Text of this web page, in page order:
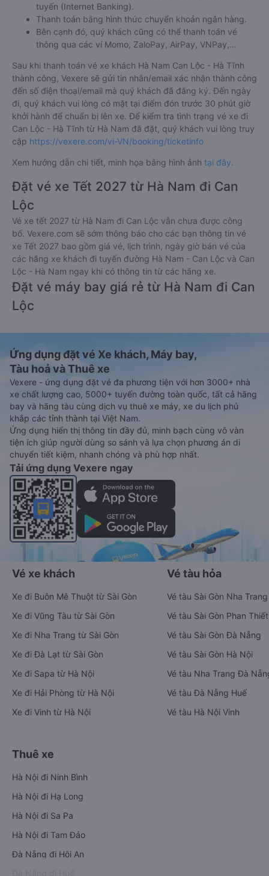
tuyến (Internet Banking).
Thanh toán bằng hình thức chuyển khoản ngân hàng.
Bên cạnh đó, quý khách cũng có thể thanh toán vé
thông qua các ví Momo, ZaloPay, AirPay, VNPay,…
Sau khi thanh toán vé xe khách Hà Nam Can Lộc - Hà Tĩnh
thành công, Vexere sẽ gửi tin nhắn/email xác nhận thành công
đến số điện thoại/email mà quý khách đã đăng ký. Đến ngày
đi, quý khách vui lòng có mặt tại điểm đón trước 30 phút giờ
khởi hành để chuẩn bị lên xe. Để kiểm tra tình trạng vé xe đi
Can Lộc - Hà Tĩnh từ Hà Nam đã đặt, quý khách vui lòng truy
cập https://vexere.com/vi-VN/booking/ticketinfo
Xem hướng dẫn chi tiết, minh họa bằng hình ảnh tại đây.
Đặt vé xe Tết 2027 từ Hà Nam đi Can
Lộc
Vé xe tết 2027 từ Hà Nam đi Can Lộc vẫn chưa được công
bố. Vexere.com sẽ sớm thông báo cho các bạn thông tin vé
xe Tết 2027 bao gồm giá vé, lịch trình, ngày giờ bán vé của
các hãng xe khách đi tuyến đường Hà Nam - Can Lộc và Can
Lộc - Hà Nam ngay khi có thông tin từ các hãng xe.
Đặt vé máy bay giá rẻ từ Hà Nam đi Can
Lộc
Ứng dụng đặt vé Xe khách, Máy bay,
Tàu hoả và Thuê xe
Vexere - ứng dụng đặt vé đa phương tiện với hơn 3000+ nhà
xe chất lượng cao, 5000+ tuyến đường toàn quốc, tất cả hãng
bay và hãng tàu cùng dịch vụ thuê xe máy, xe du lịch phủ
khắp các tỉnh thành tại Việt Nam.
Ứng dụng hiển thị thông tin đầy đủ, minh bạch cùng vô vàn
tiện ích giúp người dùng so sánh và lựa chọn phương án di
chuyển tiết kiệm, nhanh chóng và phù hợp nhất.
Tải ứng dụng Vexere ngay
Vé xe khách
Xe đi Buôn Mê Thuột từ Sài Gòn
Xe đi Vũng Tàu từ Sài Gòn
Xe đi Nha Trang từ Sài Gòn
Xe đi Đà Lạt từ Sài Gòn
Xe đi Sapa từ Hà Nội
Xe đi Hải Phòng từ Hà Nội
Xe đi Vinh từ Hà Nội
Vé tàu hỏa
Vé tàu Sài Gòn Nha Trang
Vé tàu Sài Gòn Phan Thiết
Vé tàu Sài Gòn Đà Nẵng
Vé tàu Sài Gòn Hà Nội
Vé tàu Nha Trang Đà
Vé tàu Đà Nẵng Huế
Vé tàu Hà Nội Vinh
Thuê xe
Hà Nội đi Ninh Bình
Hà Nội đi Hạ Long
Hà Nội đi Sa Pa
Hà Nội đi Tam Đảo
Đà Nẵng đi Hội An